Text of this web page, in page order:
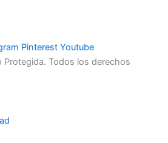
Pinterest Youtube
Todos los derechos